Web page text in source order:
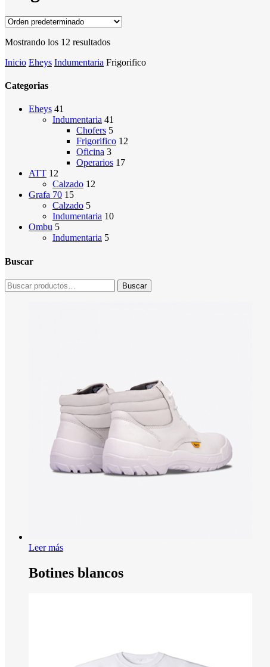
Mostrando los 12 resultados
Inicio Eheys Indumentaria Frigorifico
Categorias
Eheys 41
Indumentaria 41
Chofers 5
Frigorifico 12
Oficina 3
Operarios 17
ATT 12
Calzado 12
Grafa 70 15
Calzado 5
Indumentaria 10
Ombu 5
Indumentaria 5
Buscar
Buscar
por:
Buscar
Leer más
Botines blancos